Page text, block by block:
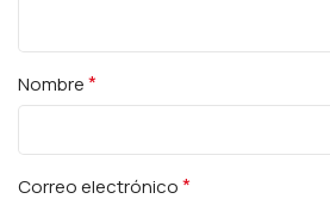
Nombre*
Correo electrónico*